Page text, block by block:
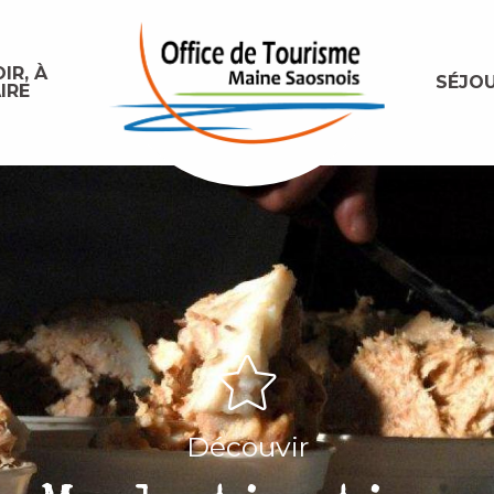
À
Découvir